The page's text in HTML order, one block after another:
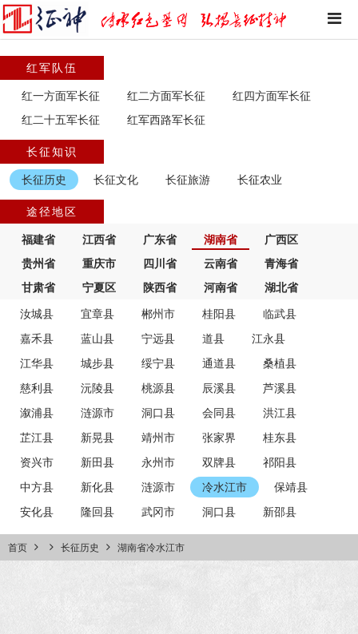
红军队伍
红一方面军长征 红二方面军长征
红四方面军长征
红二十五军长征
红军西路军长征
长征知识
长征历史 长征文化 长征旅游 长征农业
途径地区
福建省 江西省 广东省 湖南省
广西区
贵州省
重庆市 四川省 云南省
青海省
甘肃省
宁夏区 陕西省 河南省 湖北省
汝城县 宜章县 郴州市 桂阳县
临武县
嘉禾县
蓝山县 宁远县 道县
江永县
江华县
城步县 绥宁县 通道县
桑植县
慈利县
沅陵县 桃源县 辰溪县
芦溪县
溆浦县
涟源市 洞口县 会同县
洪江县
芷江县
新晃县 靖州市 张家界
桂东县
资兴市
新田县 永州市 双牌县
祁阳县
中方县
新化县 涟源市 冷水江市
保靖县
安化县
隆回县 武冈市 洞口县 新邵县
首页 长征历史 湖南省冷水江市